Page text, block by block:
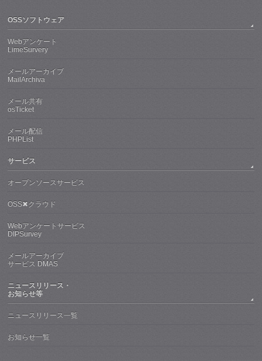
OSSソフトウェア
Webアンケート
LimeSurvery
メールアーカイブ
MailArchiva
メール共有
osTicket
メール配信
PHPList
サービス
オープンソースサービス
OSS✖クラウド
Webアンケートサービス
DIPSurvey
メールアーカイブ
サービス DMAS
ニュースリリース・
お知らせ等
ニュースリリース一覧
お知らせ一覧